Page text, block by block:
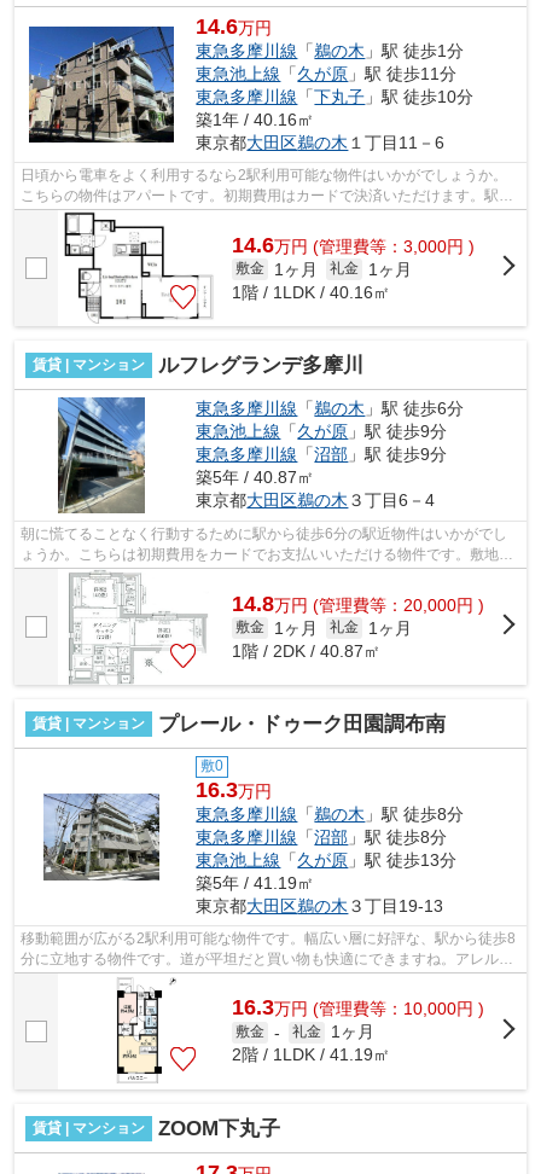
14.6万円
東急多摩川線 「鵜の木 」駅 徒歩1分
東急池上線 「久が原 」駅 徒歩11分
東急多摩川線 「下丸子 」駅 徒歩10分
築1年 / 40.16㎡
東京都大田区鵜の木 １丁目11－6
日頃から電車をよく利用するなら2駅利用可能な物件はいかがでしょうか。
こちらの物件はアパートです。初期費用はカードで決済いただけます。駅か
ら徒歩1分というアクセス良好な駅近物...
14.6万円 (管理費等：3,000円 )
敷金 1ヶ月 礼金
1ヶ月
1階 / 1LDK / 40.16㎡
賃貸 | マンション ルフレグランデ多摩川
東急多摩川線 「鵜の木 」駅 徒歩6分
東急池上線 「久が原 」駅 徒歩9分
東急多摩川線 「沼部 」駅 徒歩9分
築5年 / 40.87㎡
東京都大田区鵜の木 ３丁目6－4
朝に慌てることなく行動するために駅から徒歩6分の駅近物件はいかがでし
ょうか。こちらは初期費用をカードでお支払いいただける物件です。敷地内
にゴミ置き場を備えているので敷地外に...
14.8万円 (管理費等：20,000円 )
敷金 1ヶ月 礼金
1ヶ月
1階 / 2DK / 40.87㎡
賃貸 | マンション プレール・ドゥーク田園調布南
敷0
16.3万円
東急多摩川線 「鵜の木 」駅 徒歩8分
東急多摩川線 「沼部 」駅 徒歩8分
東急池上線 「久が原 」駅 徒歩13分
築5年 / 41.19㎡
東京都大田区鵜の木 ３丁目19-13
移動範囲が広がる2駅利用可能な物件です。幅広い層に好評な、駅から徒歩8
分に立地する物件です。道が平坦だと買い物も快適にできますね。アレルギ
ー予防に適した、通気性の良い安心の...
16.3万円 (管理費等：10,000円 )
敷金 - 礼金
1ヶ月
2階 / 1LDK / 41.19㎡
賃貸 | マンション ZOOM下丸子